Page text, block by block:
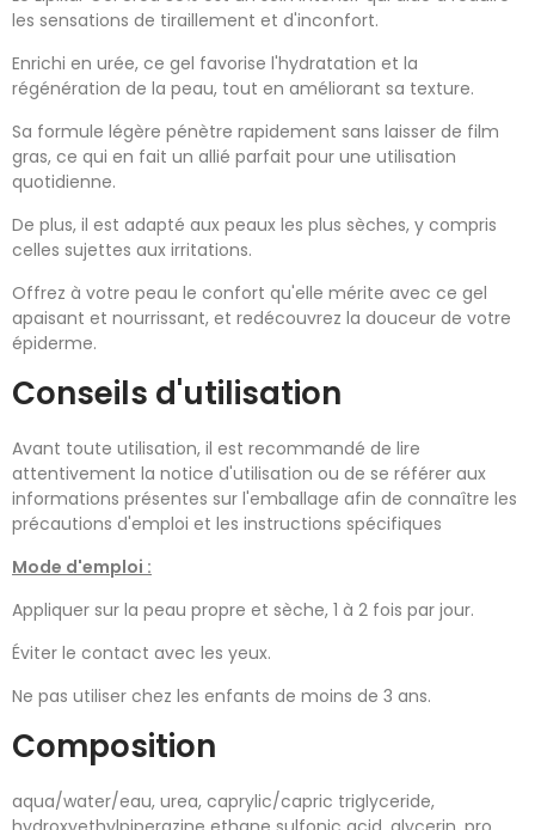
les sensations de tiraillement et d'inconfort.
Enrichi en urée, ce gel favorise l'hydratation et la
régénération de la peau, tout en améliorant sa texture.
Sa formule légère pénètre rapidement sans laisser de film
gras, ce qui en fait un allié parfait pour une utilisation
quotidienne.
De plus, il est adapté aux peaux les plus sèches, y compris
celles sujettes aux irritations.
Offrez à votre peau le confort qu'elle mérite avec ce gel
apaisant et nourrissant, et redécouvrez la douceur de votre
épiderme.
Conseils d'utilisation
Avant toute utilisation, il est recommandé de lire
attentivement la notice d'utilisation ou de se référer aux
informations présentes sur l'emballage afin de connaître les
précautions d'emploi et les instructions spécifiques
Mode d'emploi :
Appliquer sur la peau propre et sèche, 1 à 2 fois par jour.
Éviter le contact avec les yeux.
Ne pas utiliser chez les enfants de moins de 3 ans.
Composition
aqua/water/eau, urea, caprylic/capric triglyceride,